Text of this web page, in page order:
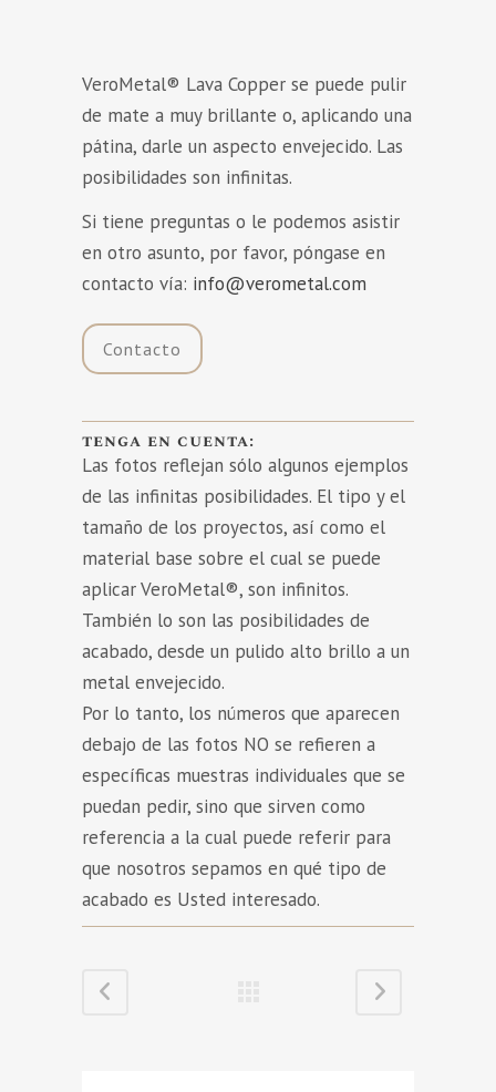
VeroMetal® Lava Copper se puede pulir
de mate a muy brillante o, aplicando una
pátina, darle un aspecto envejecido. Las
posibilidades son infinitas.
Si tiene preguntas o le podemos asistir
en otro asunto, por favor, póngase en
contacto vía: info@verometal.com
Contacto
tenga en cuenta:
Las fotos reflejan sólo algunos ejemplos
de las infinitas posibilidades. El tipo y el
tamaño de los proyectos, así como el
material base sobre el cual se puede
aplicar VeroMetal®, son infinitos.
También lo son las posibilidades de
acabado, desde un pulido alto brillo a un
metal envejecido.
Por lo tanto, los números que aparecen
debajo de las fotos NO se refieren a
específicas muestras individuales que se
puedan pedir, sino que sirven como
referencia a la cual puede referir para
que nosotros sepamos en qué tipo de
acabado es Usted interesado.